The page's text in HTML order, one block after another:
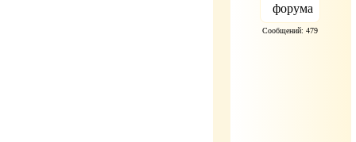
Сообщений: 479